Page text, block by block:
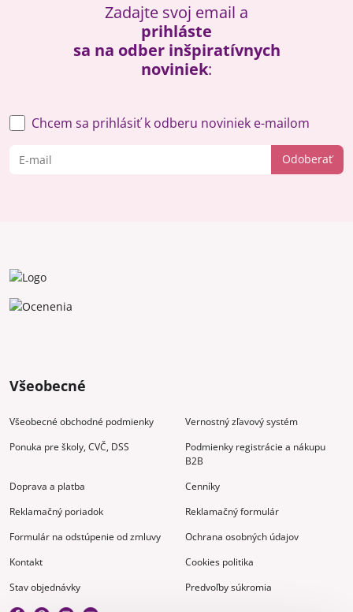
Zadajte svoj email a
prihláste
sa na odber inšpiratívnych
noviniek:
Odoberať
Chcem sa prihlásiť k odberu noviniek e-mailom
Všeobecné
Všeobecné obchodné podmienky
Vernostný zľavový systém
Ponuka pre školy, CVČ, DSS
Podmienky registrácie a nákupu
B2B
Doprava a platba
Cenníky
Reklamačný poriadok
Reklamačný formulár
Formulár na odstúpenie od zmluvy
Ochrana osobných údajov
Kontakt
Cookies politika
Stav objednávky
Predvoľby súkromia